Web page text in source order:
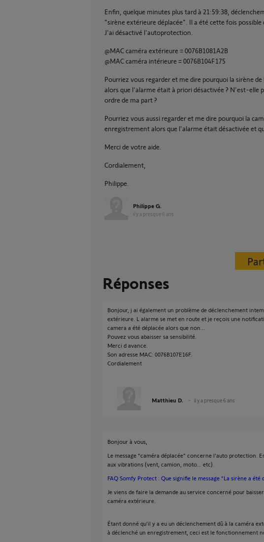
Enfin, quelque minutes plus tard à 21:59:38,
"sirène extérieure déplacée". Il a été cette fois possible
J'ai désactivé l'autoprotection.
@MAC caméra extérieure = 0076B1081A2B
@MAC caméra intérieure = 0076B104F175
Pourriez vous regarder et me dire pourquoi la sirène
alors que l'alarme était à priori désactivée ? N'est-elle
ordre de ma part ?
Pourriez vous aussi regarder et me dire pourquoi la
enregistrement alors que l'alarme était désactivée et
Merci de votre aide.
Cordialement,
Philippe.
Philippe G.
il y a presque 6 ans
Réponses
Bonjour, j ai également un problème de déclenchement
extérieure. L alarme se met en route et je reçois une
camera a été déplacée alors que non...
Pouvez vous abaisser sa sensibilité.
Merci d avance.
Son adresse MAC: 0076B107E16F.
Cordialement
Matthieu D. il y a presque 6 ans
Bonjour à vous,
Le message "caméra déplacée" concerne l'auto protection.
aux vibrations (vent, camion, moto... etc).
FAQ Somfy Protect : Que signifie le message "La sirène a été
Je viens de faire la demande au service concerné pour
caméra extérieure.
Étant donné qu'il y a eu un déclenchement dû à la caméra
à déclenché un enregistrement, ceci est le fonctionnement